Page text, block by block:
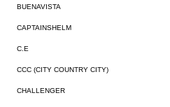
BUENAVISTA
CAPTAINSHELM
C.E
CCC (CITY COUNTRY CITY)
CHALLENGER